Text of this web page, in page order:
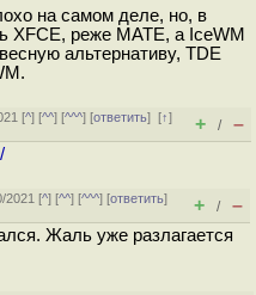
на самом деле, но, в
XFCE, реже MATE, а IceWM
альтернативу, TDE
[^] [^^] [^^^] [ответить][↑]
+ / –
2021 [^] [^^] [^^^] [ответить]
+ / –
Жаль уже разлагается